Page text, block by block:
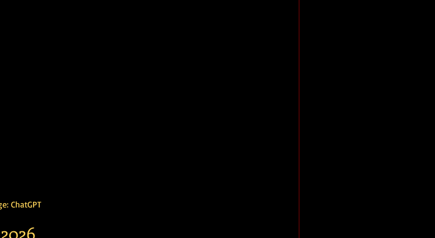
ChatGPT